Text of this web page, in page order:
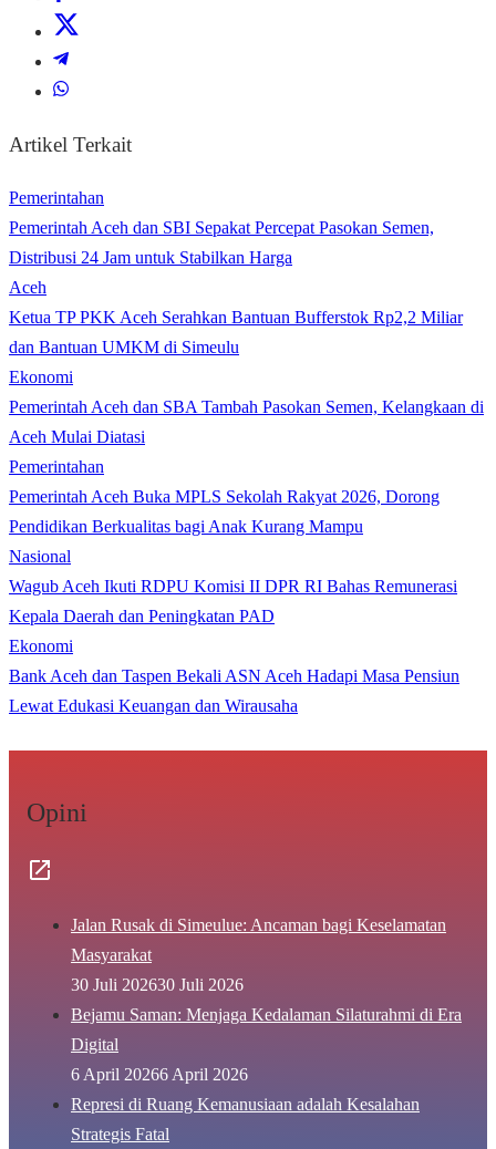
Artikel Terkait
Pemerintahan
Pemerintah Aceh dan SBI Sepakat Percepat Pasokan Semen,
Distribusi 24 Jam untuk Stabilkan Harga
Aceh
Ketua TP PKK Aceh Serahkan Bantuan Bufferstok Rp2,2 Miliar
dan Bantuan UMKM di Simeulu
Ekonomi
Pemerintah Aceh dan SBA Tambah Pasokan Semen, Kelangkaan di
Aceh Mulai Diatasi
Pemerintahan
Pemerintah Aceh Buka MPLS Sekolah Rakyat 2026, Dorong
Pendidikan Berkualitas bagi Anak Kurang Mampu
Nasional
Wagub Aceh Ikuti RDPU Komisi II DPR RI Bahas Remunerasi
Kepala Daerah dan Peningkatan PAD
Ekonomi
Bank Aceh dan Taspen Bekali ASN Aceh Hadapi Masa Pensiun
Lewat Edukasi Keuangan dan Wirausaha
Opini
Jalan Rusak di Simeulue: Ancaman bagi Keselamatan
Masyarakat
30 Juli 202630 Juli 2026
Bejamu Saman: Menjaga Kedalaman Silaturahmi di Era
Digital
6 April 20266 April 2026
Represi di Ruang Kemanusiaan adalah Kesalahan
Strategis Fatal